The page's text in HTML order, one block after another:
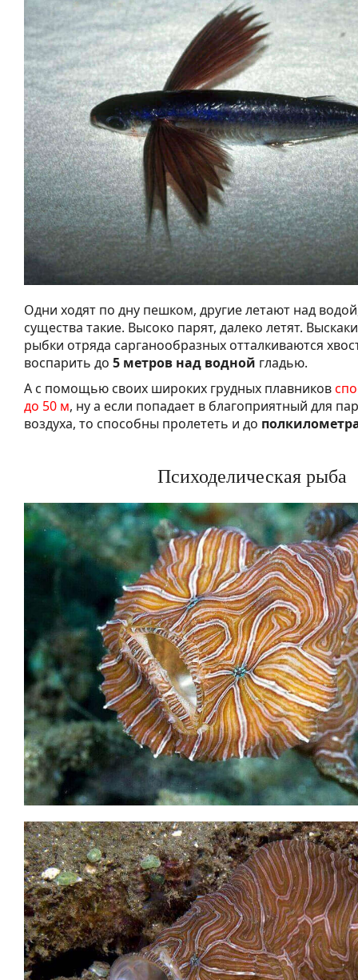
Одни ходят по дну пешком, другие летают над
существа такие. Высоко парят, далеко летят.
рыбки отряда сарганообразных отталкиваются
воспарить до 5 метров над водной гладью.
А с помощью своих широких грудных плавников
до 50 м, ну а если попадает в благоприятный для
воздуха, то способны пролететь и до
Психоделическая рыба